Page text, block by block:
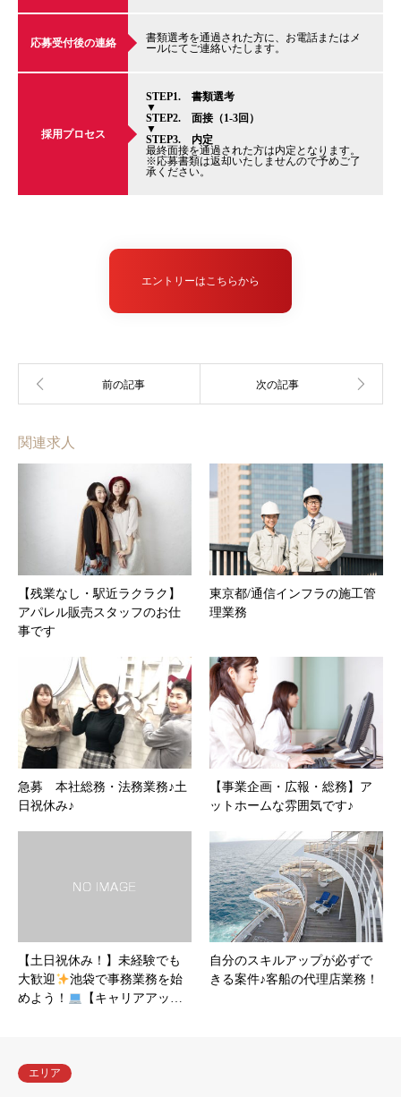
応募受付後の連絡
書類選考を通過された方に、お電話またはメ
ールにてご連絡いたします。
採用プロセス
STEP1. 書類選考
▼
STEP2. 面接（1-3回）
▼
STEP3. 内定
最終面接を通過された方は内定となります。
※応募書類は返却いたしませんので予めご了
承ください。
エントリーはこちらから
関連求人
【残業なし・駅近ラクラク】
アパレル販売スタッフのお仕
事です
東京都/通信インフラの施工管
理業務
急募 本社総務・法務業務♪土
日祝休み♪
【事業企画・広報・総務】ア
ットホームな雰囲気です♪
【土日祝休み！】未経験でも
大歓迎
池袋で事務業務を始
めよう！
【キャリアアッ…
自分のスキルアップが必ずで
きる案件♪客船の代理店業務！
エリア